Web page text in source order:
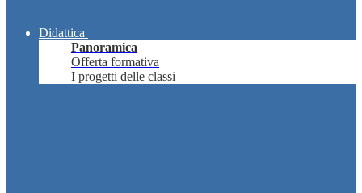
Didattica
Panoramica
Offerta formativa
I progetti delle classi